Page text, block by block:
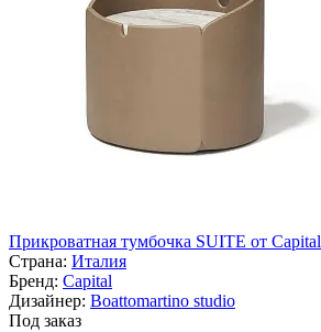
Прикроватная тумбочка SUITE от Capital
Страна: Италия
Бренд: Capital
Дизайнер: Boattomartino studio
Под заказ